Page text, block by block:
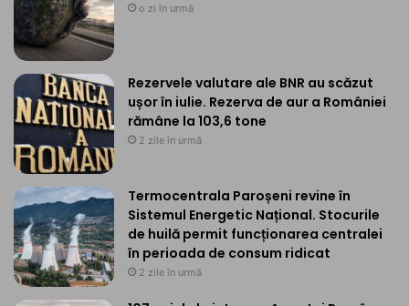
o zi în urmă
Rezervele valutare ale BNR au scăzut
ușor în iulie. Rezerva de aur a României
rămâne la 103,6 tone
2 zile în urmă
Termocentrala Paroșeni revine în
Sistemul Energetic Național. Stocurile
de huilă permit funcționarea centralei
în perioada de consum ridicat
2 zile în urmă